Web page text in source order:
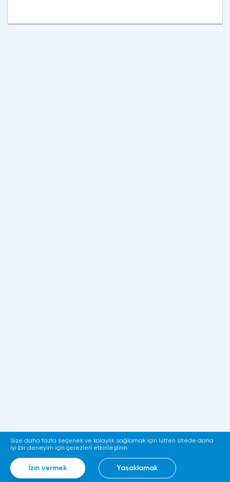
Size daha fazla seçenek ve kolaylık sağlamak için lütfen sitede daha
iyi bir deneyim için çerezleri etkinleştirin.
İzin vermek Yasaklamak